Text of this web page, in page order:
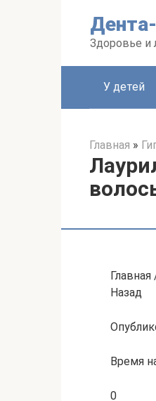
Здоровье и
У детей
Главная »
Назад
Время
0